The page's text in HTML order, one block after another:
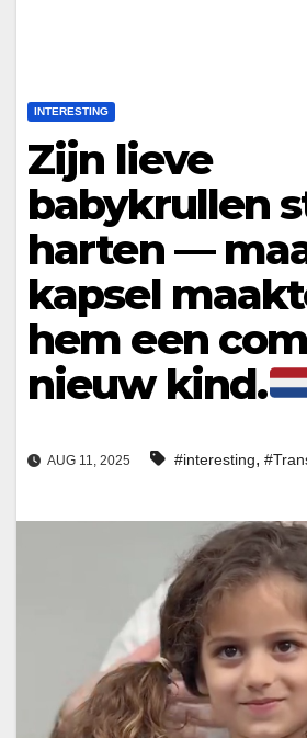
INTERESTING
Zijn lieve
babykrullen
harten —
kapsel
hem een
nieuw kind.
AUG 11, 2025 #interesting,